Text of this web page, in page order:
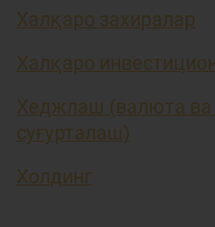
Халқаро захиралар
Халқаро
Хеджлаш (валюта ва
суғурталаш)
Холдинг